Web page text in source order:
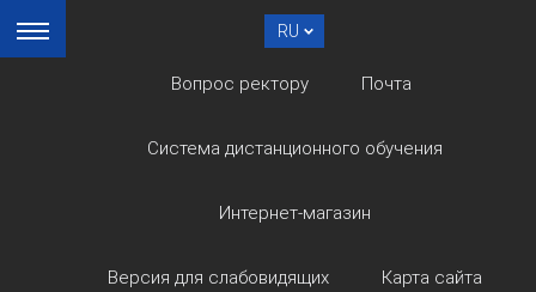
RU
Вопрос ректору Почта
Система дистанционного обучения
Интернет-магазин
Версия для слабовидящих Карта сайта